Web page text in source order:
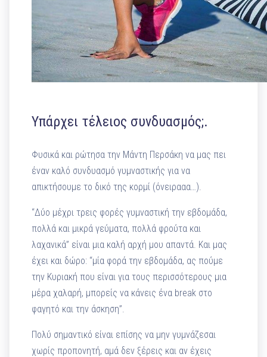
Υπάρχει τέλειος συνδυασμός;.
Φυσικά και ρώτησα την Μάντη Περσάκη να μας πει
έναν καλό συνδυασμό γυμναστικής για να
απικτήσουμε το δικό της κορμί (όνειρααα…).
“Δύο μέχρι τρεις φορές γυμναστική την εβδομάδα,
πολλά και μικρά γεύματα, πολλά φρούτα και
λαχανικά” είναι μια καλή αρχή μου απαντά. Και μας
έχει και δώρο: “μία φορά την εβδομάδα, ας πούμε
την Κυριακή που είναι για τους περισσότερους μια
μέρα χαλαρή, μπορείς να κάνεις ένα break στο
φαγητό και την άσκηση”.
Πολύ σημαντικό είναι επίσης να μην γυμνάζεσαι
χωρίς προπονητή, αμά δεν ξέρεις και αν έχεις